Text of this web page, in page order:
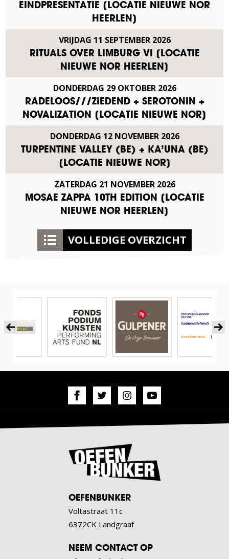
EINDPRESENTATIE [LOCATIE NIEUWE NOR
HEERLEN]
VRIJDAG 11 SEPTEMBER 2026
RITUALS OVER LIMBURG VI [LOCATIE
NIEUWE NOR HEERLEN]
DONDERDAG 29 OKTOBER 2026
RADELOOS///ZIEDEND + SEROTONIN +
NOVALIZATION [LOCATIE NIEUWE NOR]
DONDERDAG 12 NOVEMBER 2026
TURPENTINE VALLEY (BE) + KA’UNA (BE)
[LOCATIE NIEUWE NOR]
ZATERDAG 21 NOVEMBER 2026
MOSAE ZAPPA 10TH EDITION [LOCATIE
NIEUWE NOR HEERLEN]
VOLLEDIGE OVERZICHT
OEFENBUNKER
Voltastraat 11c
6372CK Landgraaf
NEEM CONTACT OP